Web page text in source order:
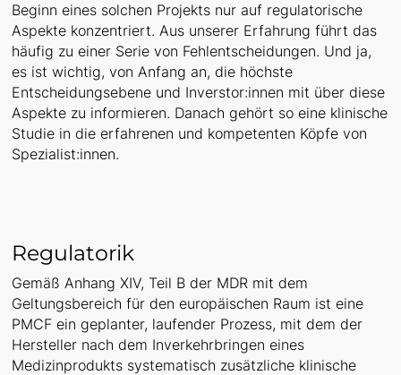
Beginn eines solchen Projekts nur auf regulatorische
Aspekte konzentriert. Aus unserer Erfahrung führt das
häufig zu einer Serie von Fehlentscheidungen. Und ja,
es ist wichtig, von Anfang an, die höchste
Entscheidungsebene und Inverstor:innen mit über diese
Aspekte zu informieren. Danach gehört so eine klinische
Studie in die erfahrenen und kompetenten Köpfe von
Spezialist:innen.
Regulatorik
Gemäß Anhang XIV, Teil B der MDR mit dem
Geltungsbereich für den europäischen Raum ist eine
PMCF ein geplanter, laufender Prozess, mit dem der
Hersteller nach dem Inverkehrbringen eines
Medizinprodukts systematisch zusätzliche klinische